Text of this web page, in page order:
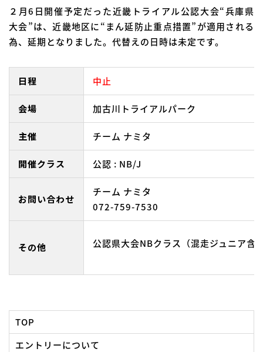
２月6日開催予定だった近畿トライアル公認大会“兵庫県
大会”は、近畿地区に“まん延防止重点措置”が適用される
為、延期となりました。代替えの日時は未定です。
日程 中止
会場 加古川トライアルパーク
主催 チーム ナミタ
開催クラス 公認 : NB/J
お問い合わせ
チーム ナミタ
072-759-7530
その他 公認県大会NBクラス（混走ジュニア含
TOP
エントリーについて